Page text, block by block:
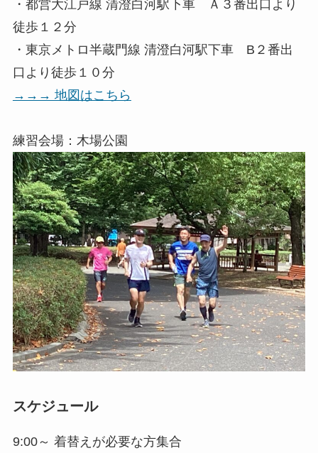
・都営大江戸線 清澄白河駅下車 Ａ３番出口より
徒歩１２分
・東京メトロ半蔵門線 清澄白河駅下車 B２番出
口より徒歩１０分
→→→ 地図はこちら
練習会場：木場公園
スケジュール
9:00～ 着替えが必要な方集合